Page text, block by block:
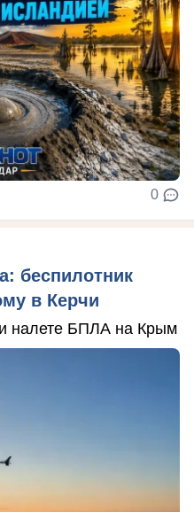
0
беспилотник
в Керчи
налете БПЛА на Крым